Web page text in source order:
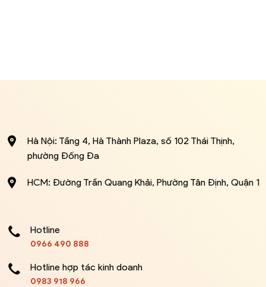
Hà Nội: Tầng 4, Hà Thành Plaza, số 102 Thái Thịnh,
phường Đống Đa
HCM: Đường Trần Quang Khải, Phường Tân Định, Quận 1
Hotline
0966 490 888
Hotline hợp tác kinh doanh
0983 918 966